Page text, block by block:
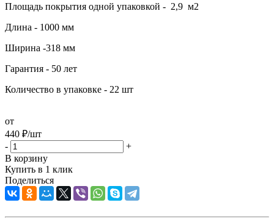
Площадь покрытия одной упаковкой - 2,9 м2
Длина - 1000 мм
Ширина -318 мм
Гарантия - 50 лет
Количество в упаковке - 22 шт
от
440 ₽/шт
-
+
В корзину
Купить в 1 клик
Поделиться